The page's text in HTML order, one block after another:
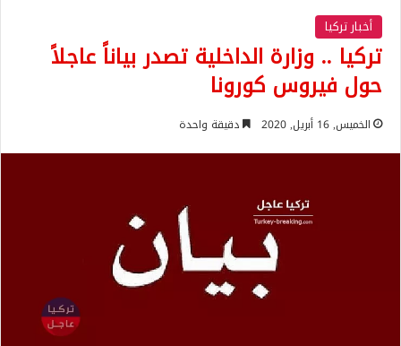
أخبار تركيا
تركيا .. وزارة الداخلية تصدر بياناً عاجلاً
حول فيروس كورونا
الخميس, 16 أبريل, 2020 دقيقة واحدة